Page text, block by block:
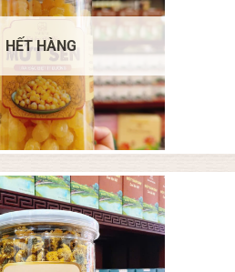
HẾT HÀNG